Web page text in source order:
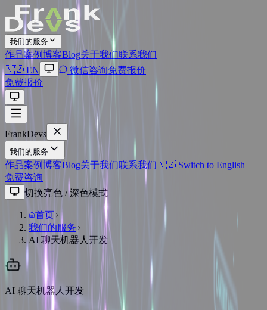
我们的服务
作品案例博客Blog关于我们联系我们
🇳🇿 EN
微信咨询免费报价
免费报价
FrankDevs
我们的服务
作品案例博客Blog关于我们联系我们🇳🇿 Switch to English
免费咨询
切换亮色 / 深色模式
首页
我们的服务
AI 聊天机器人开发
AI 聊天机器人开发